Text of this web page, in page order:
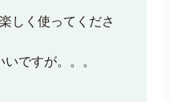
しく使ってくださ
ですが。。。